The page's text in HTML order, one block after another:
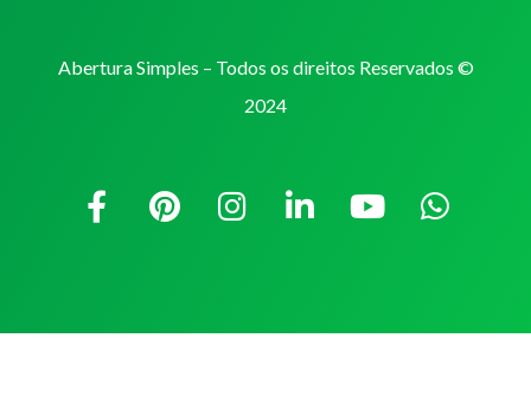
Abertura Simples – Todos os direitos Reservados ©
2024